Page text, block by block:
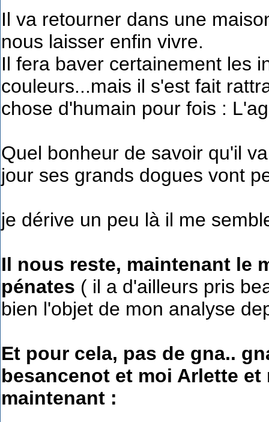
Il va retourner dans une
nous laisser enfin vivre.
Il fera baver certainement les
couleurs...mais il s'est fait
chose d'humain pour fois :
Quel bonheur de savoir qu'il
jour ses grands dogues vont
je dérive un peu là il me
Il nous reste, maintenant le
pénates ( il a d'ailleurs pris
bien l'objet de mon analyse
Et pour cela, pas de gna..
besancenot et moi Arlette
maintenant :